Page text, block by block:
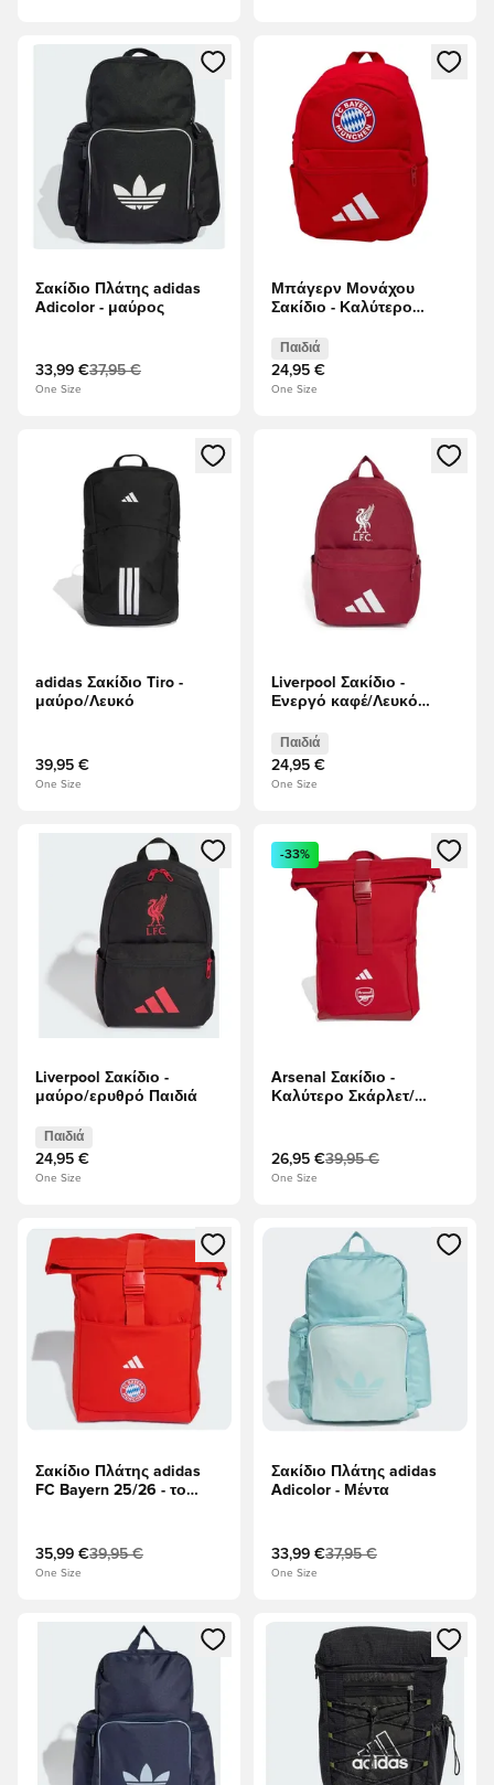
Ανοίγει ένα Modal για να συνδεθείτε ή να εγγραφείτε ως
Σακίδιο Πλάτης adidas
Adicolor - μαύρος
33,99 €37,95 €
One Size
Ανοίγει ένα Modal για να
Μπάγερν Μονάχου
Σακίδιο - Καλύτερο
Παιδιά
24,95 €
One Size
Ανοίγει ένα Modal για να συνδεθείτε ή να εγγραφείτε ως
adidas Σακίδιο Tiro -
μαύρο/Λευκό
39,95 €
One Size
Ανοίγει ένα Modal για να
Liverpool Σακίδιο -
Ενεργό καφέ/Λευκό
Παιδιά
24,95 €
One Size
Ανοίγει ένα Modal για να συνδεθείτε ή να εγγραφείτε ως
Liverpool Σακίδιο -
μαύρο/ερυθρό Παιδιά
Παιδιά
24,95 €
One Size
Ανοίγει ένα Modal για να
-33%
Arsenal Σακίδιο -
Καλύτερο Σκάρλετ/
26,95 €39,95 €
One Size
Ανοίγει ένα Modal για να συνδεθείτε ή να εγγραφείτε ως
Σακίδιο Πλάτης adidas
FC Bayern 25/26 - το
35,99 €39,95 €
One Size
Ανοίγει ένα Modal για να
Σακίδιο Πλάτης adidas
Adicolor - Μέντα
33,99 €37,95 €
One Size
Ανοίγει ένα Modal για να συνδεθείτε ή να εγγραφείτε ως
Ανοίγει ένα Modal για να